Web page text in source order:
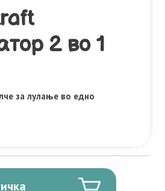
2 во 1
за лулање во едно